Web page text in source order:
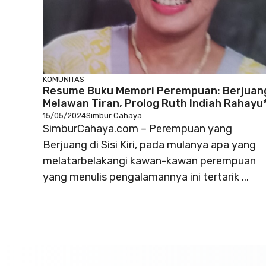
KOMUNITAS
Resume Buku Memori Perempuan:
Melawan Tiran, Prolog Ruth Indiah
15/05/2024Simbur Cahaya
SimburCahaya.com – Perempuan yang
Berjuang di Sisi Kiri, pada mulanya apa yang
melatarbelakangi kawan-kawan perempuan
yang menulis pengalamannya ini tertarik ...